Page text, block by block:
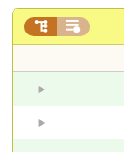
 